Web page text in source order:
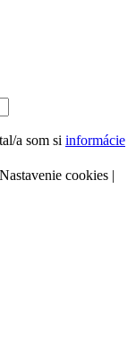
a som si informácie
Nastavenie cookies |